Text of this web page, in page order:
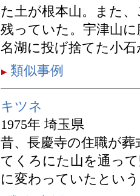
た土が根本山。また
残っていた。宇津山
名湖に投げ捨てた小
類似事例
キツネ
1975年 埼玉県
昔、長慶寺の住職が
てくろにた山を通っ
に変わっていたとい